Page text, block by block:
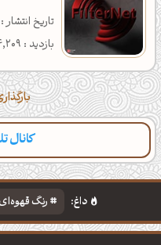
تاریخ انتشار : 1401/07/04
بازدید : 4,209
کانال
دسته‌بندی مطالب تازه
داغ: رنگ
دانلود والپیپر